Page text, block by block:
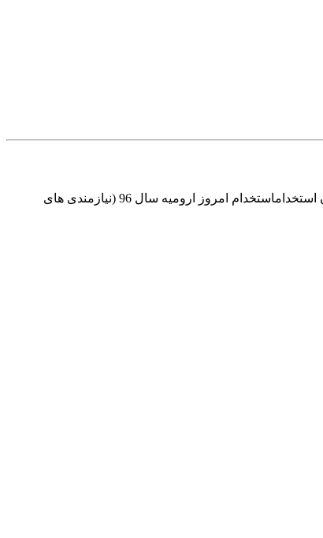
استخدام امروز ارومیه سال 96 (نیازمندی های آذربایجان غربی)ایران استخدام استخدام امروز ارومیه سال 96 (نیازمندی های آذربایجان غربی) ایران استخداماستخدام امروز ارومیه سال 96 (نیازمندی های